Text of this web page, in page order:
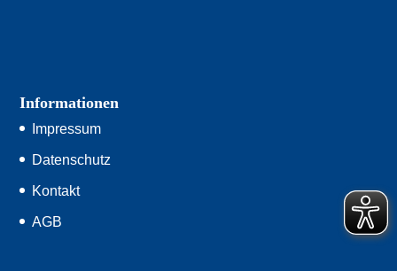
Informationen
Impressum
Datenschutz
Kontakt
AGB